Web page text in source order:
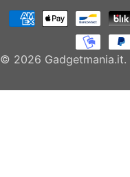
e
© 2026 Gadgetmania.it.
Modalità
pagamento